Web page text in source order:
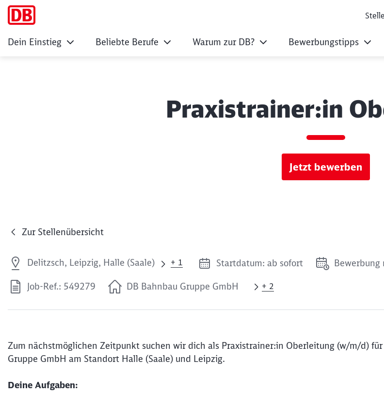
Dein Einstieg Beliebte Berufe Warum zur DB? Bewerbungstipps
Praxistrainer:in
Jetzt bewerben
Zur Stellenübersicht
Delitzsch, Leipzig, Halle (Saale) + 1 Startdatum: ab sofort Bewerbung
Job-Ref.: 549279 DB Bahnbau Gruppe GmbH + 2
Zum nächstmöglichen Zeitpunkt suchen wir dich als Praxistrainer:in Oberleitung (w/m/d)
Gruppe GmbH am Standort Halle (Saale) und Leipzig.
Deine Aufgaben: